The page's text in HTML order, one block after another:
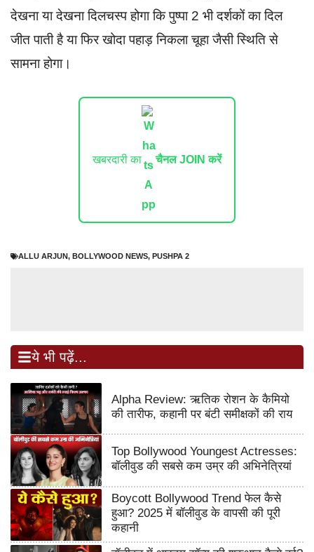
देखना या देखना दिलचस्प होगा कि पुष्पा 2 भी दर्शकों का दिल
जीत पाती है या फिर खोदा पहाड़ निकला चूहा जैसी स्थिति से
सामना होगा।
खबरदारी का चैनल JOIN करें
ALLU ARJUN, BOLLYWOOD NEWS, PUSHPA 2
ये भी पढ़ें...
Alpha Review: ऋतिक रोशन के कैमियो
की तारीफ, कहानी पर बंटी समीक्षकों की राय
Top Bollywood Youngest Actresses:
बॉलीवुड की सबसे कम उम्र की अभिनेत्रियां
Boycott Bollywood Trend फेल कैसे
हुआ? 2025 में बॉलीवुड के वापसी की पूरी
कहानी